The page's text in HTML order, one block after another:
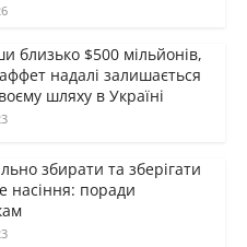
близько $500 мільйонів,
надалі залишається
шляху в Україні
збирати та зберігати
насіння: поради